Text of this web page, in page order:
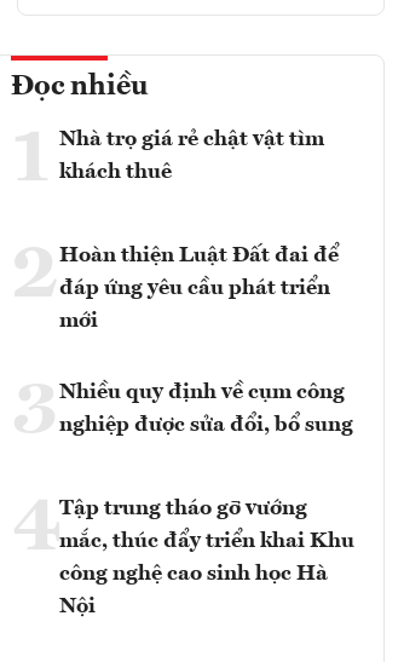
Đọc nhiều
1 Nhà trọ giá rẻ chật vật tìm
khách thuê
2Hoàn thiện Luật Đất đai để
đáp ứng yêu cầu phát triển
mới
3 Nhiều quy định về cụm công
nghiệp được sửa đổi, bổ sung
4Tập trung tháo gỡ vướng
mắc, thúc đẩy triển khai Khu
công nghệ cao sinh học Hà
Nội